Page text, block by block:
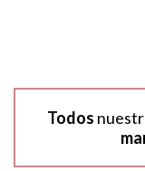
Todos